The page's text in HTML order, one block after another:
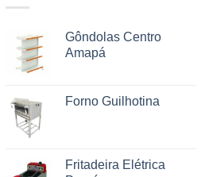
Gôndolas Centro
Amapá
Forno Guilhotina
Fritadeira Elétrica